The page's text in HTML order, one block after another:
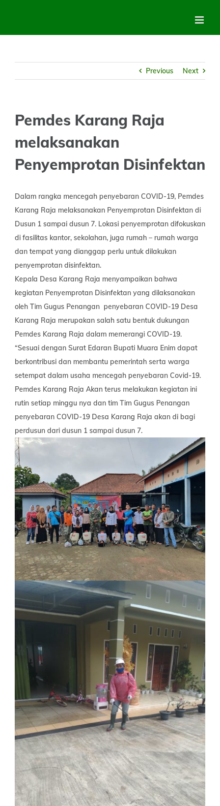
content
Previous Next
Pemdes Karang Raja
melaksanakan
Penyemprotan Disinfektan
Dalam rangka mencegah penyebaran COVID-19, Pemdes
Karang Raja melaksanakan Penyemprotan Disinfektan di
Dusun 1 sampai dusun 7. Lokasi penyemprotan difokuskan
di fasilitas kantor, sekolahan, juga rumah – rumah warga
dan tempat yang dianggap perlu untuk dilakukan
penyemprotan disinfektan.
Kepala Desa Karang Raja menyampaikan bahwa
kegiatan Penyemprotan Disinfektan yang dilaksanakan
oleh Tim Gugus Penangan penyebaran COVID-19 Desa
Karang Raja merupakan salah satu bentuk dukungan
Pemdes Karang Raja dalam memerangi COVID-19.
“Sesuai dengan Surat Edaran Bupati Muara Enim dapat
berkontribusi dan membantu pemerintah serta warga
setempat dalam usaha mencegah penyebaran Covid-19.
Pemdes Karang Raja Akan terus melakukan kegiatan ini
rutin setiap minggu nya dan tim Tim Gugus Penangan
penyebaran COVID-19 Desa Karang Raja akan di bagi
perdusun dari dusun 1 sampai dusun 7.